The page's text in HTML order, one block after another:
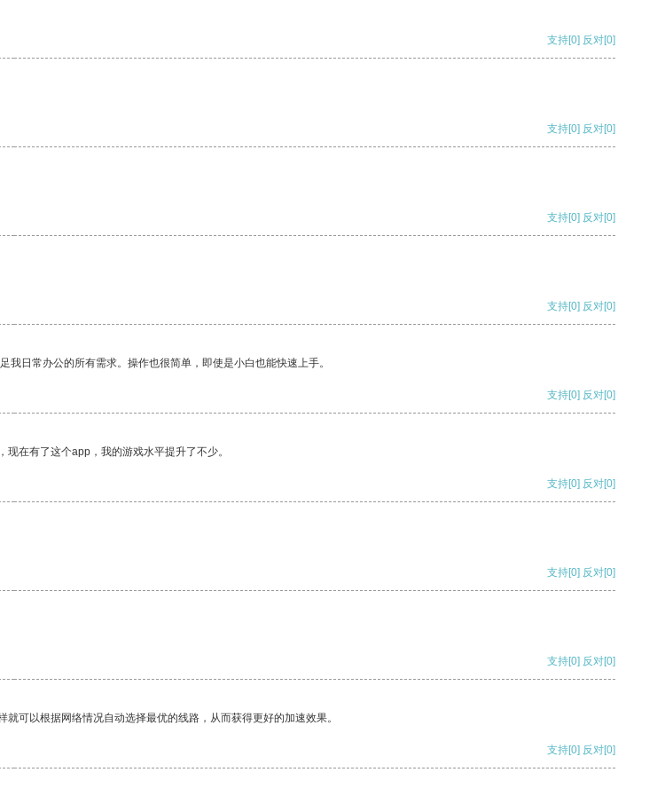
支持[0] 反对[0]
支持[0] 反对[0]
支持[0] 反对[0]
支持[0] 反对[0]
日常办公的所有需求。操作也很简单，即使是小白也能快速上手。
支持[0] 反对[0]
在有了这个app，我的游戏水平提升了不少。
支持[0] 反对[0]
支持[0] 反对[0]
支持[0] 反对[0]
可以根据网络情况自动选择最优的线路，从而获得更好的加速效果。
支持[0] 反对[0]